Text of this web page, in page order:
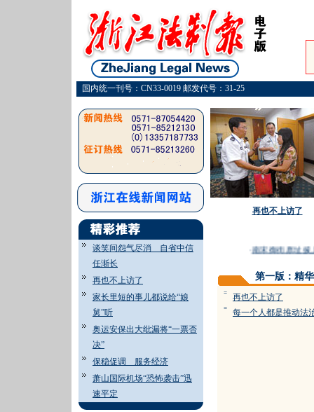
国内统一刊号：CN33-0019 邮发代号：31-25
谈笑间怨气尽消 自省中信
任渐长
再也不上访了
家长里短的事儿都说给“娘
舅”听
奥运安保出大纰漏将“一票否
决”
保稳促调 服务经济
萧山国际机场“恐怖袭击”迅
速平定
再也不上访了
南宋御街原址披
第一版：精
= 再也不上访了
= 每一个人都是推动法